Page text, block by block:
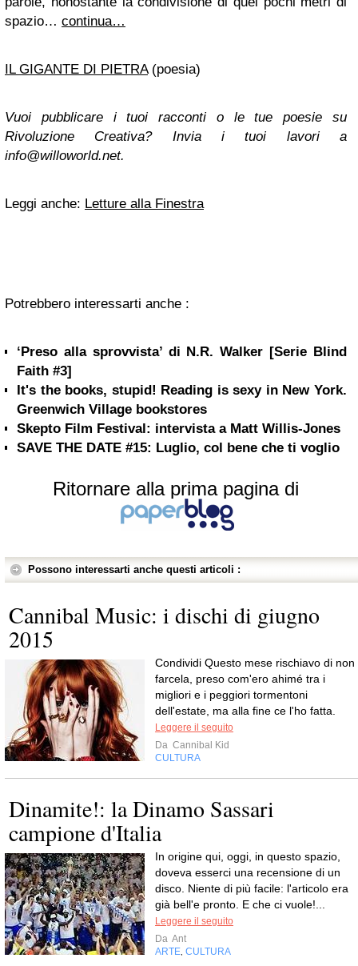
spazio… continua…
IL GIGANTE DI PIETRA(poesia)
Vuoi pubblicare i tuoi racconti o le tue poesie su
Rivoluzione Creativa? Invia i tuoi lavori a
info@willoworld.net.
Leggi anche: Letture alla Finestra
Potrebbero interessarti anche :
‘Preso alla sprovvista’ di N.R. Walker [Serie Blind
Faith #3]
It's the books, stupid! Reading is sexy in New York.
Greenwich Village bookstores
Skepto Film Festival: intervista a Matt Willis-Jones
SAVE THE DATE #15: Luglio, col bene che ti voglio
Ritornare alla prima pagina di
Possono interessarti anche questi articoli :
Cannibal Music: i dischi di giugno
2015
Condividi Questo mese rischiavo di non
farcela, preso com'ero ahimé tra i
migliori e i peggiori tormentoni
dell'estate, ma alla fine ce l'ho fatta.
Leggere il seguito
Da Cannibal Kid
CULTURA
Dinamite!: la Dinamo Sassari
campione d'Italia
In origine qui, oggi, in questo spazio,
doveva esserci una recensione di un
disco. Niente di più facile: l'articolo era
già bell'e pronto. E che ci vuole!...
Leggere il seguito
Da Ant
ARTE CULTURA